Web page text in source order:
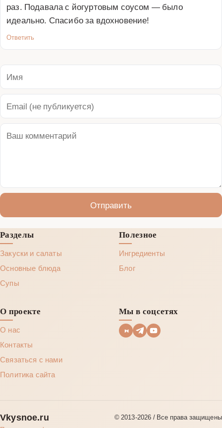
раз. Подавала с йогуртовым соусом — было
идеально. Спасибо за вдохновение!
Ответить
Отправить
Разделы
Закуски и салаты
Основные блюда
Супы
Полезное
Ингредиенты
Блог
О проекте
О нас
Контакты
Связаться с нами
Политика сайта
Мы в соцсетях
Vkysnoe.ru
© 2013‑2026 / Все права защищены